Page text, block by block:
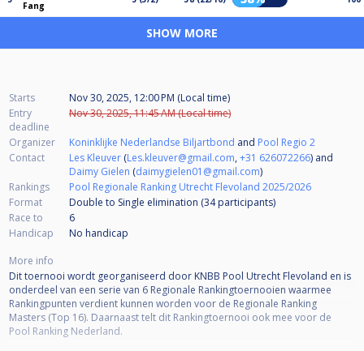
Fang
SHOW MORE
Starts
Nov 30, 2025, 12:00 PM (Local time)
Entry
deadline
Nov 30, 2025, 11:45 AM (Local time)
Organizer Koninklijke Nederlandse Biljartbond and Pool Regio 2
Contact
Les Kleuver (Les.kleuver@gmail.com,+31 626072266) and
Daimy Gielen (daimygielen01@gmail.com)
Rankings
Pool Regionale Ranking Utrecht Flevoland 2025/2026
Format
Double to Single elimination (34participants)
Race to
6
Handicap
No handicap
More info
Dit toernooi wordt georganiseerd door KNBB Pool Utrecht Flevoland en is
onderdeel van een serie van 6 Regionale Rankingtoernooien waarmee
Rankingpunten verdient kunnen worden voor de Regionale Ranking
Masters (Top 16). Daarnaast telt dit Rankingtoernooi ook mee voor de
Pool Ranking Nederland.